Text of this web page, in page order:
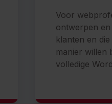
Voor
ontwerpen
klanten en
manier willen
volledige